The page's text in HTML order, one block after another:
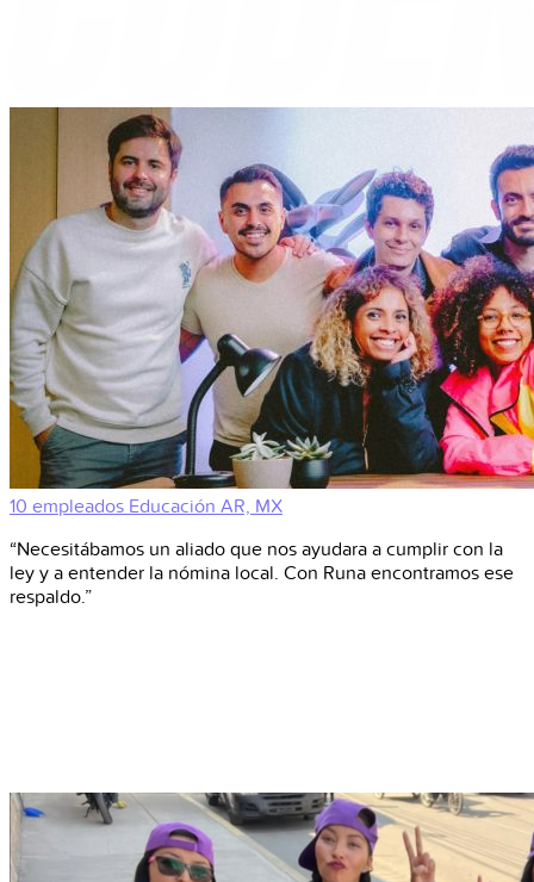
10 empleados Educación AR, MX
“Necesitábamos un aliado que nos ayudara a cumplir con la
ley y a entender la nómina local. Con Runa encontramos ese
respaldo.”